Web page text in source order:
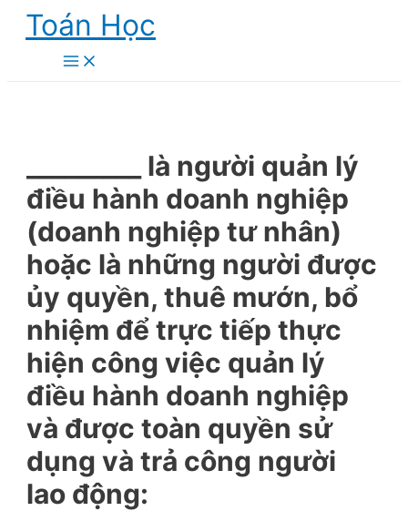
Skip
content
Toán Học
Main
Menu
_________ là người quản lý
điều hành doanh nghiệp
(doanh nghiệp tư nhân)
hoặc là những người được
ủy quyền, thuê mướn, bổ
nhiệm để trực tiếp thực
hiện công việc quản lý
điều hành doanh nghiệp
và được toàn quyền sử
dụng và trả công người
lao động: